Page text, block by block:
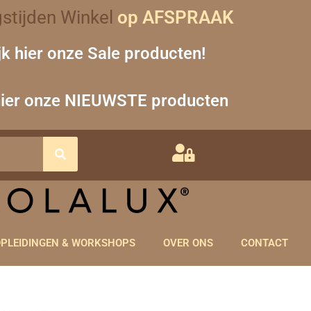
Winkel op AFSPRAAK
hier onze Sale producten!
onze NIEUWSTE producten
& WORKSHOPS OVER ONS CONTACT